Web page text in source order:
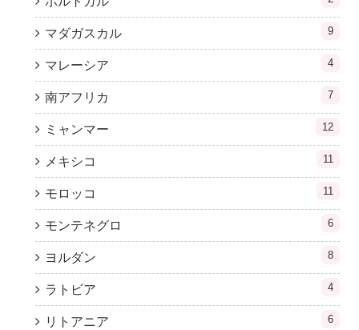
マダガスカル 9
マレーシア 4
南アフリカ 7
ミャンマー 12
メキシコ 11
モロッコ 11
モンテネグロ 6
ヨルダン 8
ラトビア 4
リトアニア 6